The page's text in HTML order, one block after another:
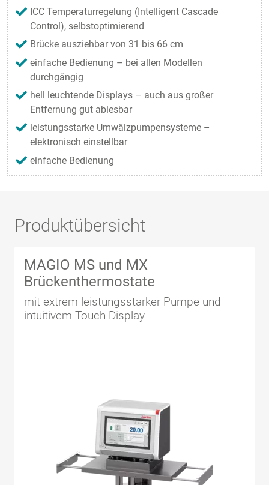
ICC Temperaturregelung (Intelligent Cascade
Control), selbstoptimierend
Brücke ausziehbar von 31 bis 66 cm
einfache Bedienung – bei allen Modellen
durchgängig
hell leuchtende Displays – auch aus großer
Entfernung gut ablesbar
leistungsstarke Umwälzpumpensysteme –
elektronisch einstellbar
einfache Bedienung
Produktübersicht
MAGIO MS und MX
Brückenthermostate
mit extrem leistungsstarker Pumpe und
intuitivem Touch-Display